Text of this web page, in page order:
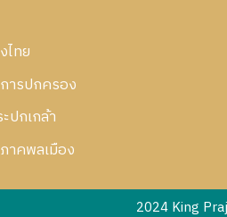
ไทย
ารปกครอง
ปกเกล้า
าคพลเมือง
2024 King